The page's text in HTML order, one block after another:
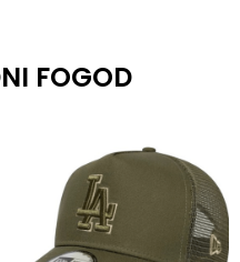
FOGOD